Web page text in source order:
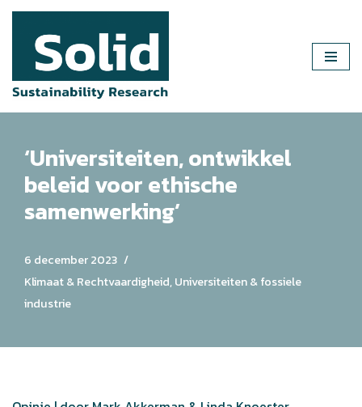
naar
de
inhoud
‘Universiteiten, ontwikkel
beleid voor ethische
samenwerking’
6 december 2023
Klimaat & Rechtvaardigheid,Universiteiten & fossiele
industrie